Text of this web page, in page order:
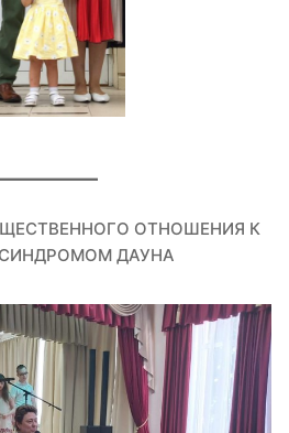
ОТНОШЕНИЯ К
ДАУНА